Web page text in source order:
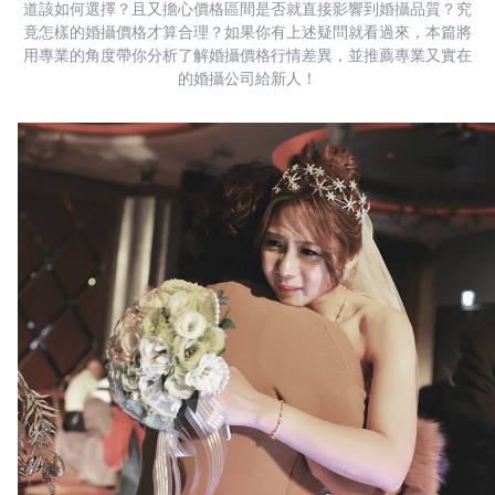
道該如何選擇？且又擔心價格區間是否就直接影響到婚攝品質？究
竟怎樣的婚攝價格才算合理？如果你有上述疑問就看過來，本篇將
用專業的角度帶你分析了解婚攝價格行情差異，並推薦專業又實在
的婚攝公司給新人！